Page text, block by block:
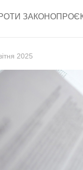
2025